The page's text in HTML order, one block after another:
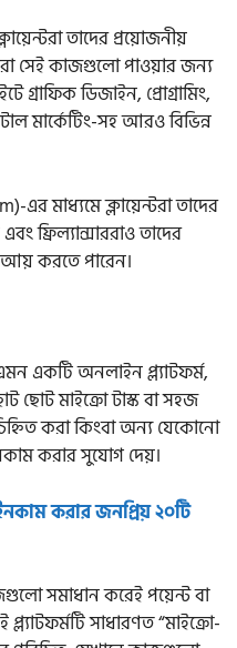
তাদের প্রয়োজনীয়
সেই কাজগুলো পাওয়ার জন্য
ডিজাইন, প্রোগ্রামিং,
মার্কেটিং-সহ আরও বিভিন্ন
এর মাধ্যমে ক্লায়েন্টরা তাদের
ফ্রিল্যান্সাররাও তাদের
আয় করতে পারেন।
একটি অনলাইন প্ল্যাটফর্ম,
ছোট মাইক্রো টাস্ক বা সহজ
করা কিংবা অন্য যেকোনো
করার সুযোগ দেয়।
করার জনপ্রিয় ২০টি
সমাধান করেই পয়েন্ট বা
সাধারণত “মাইক্রো-